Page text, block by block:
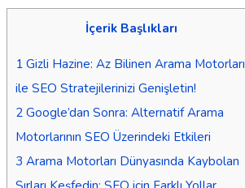
İçerik Başlıkları
1 Gizli Hazine: Az Bilinen Arama Motorları
ile SEO Stratejilerinizi Genişletin!
2 Google’dan Sonra: Alternatif Arama
Motorlarının SEO Üzerindeki Etkileri
3 Arama Motorları Dünyasında Kaybolan